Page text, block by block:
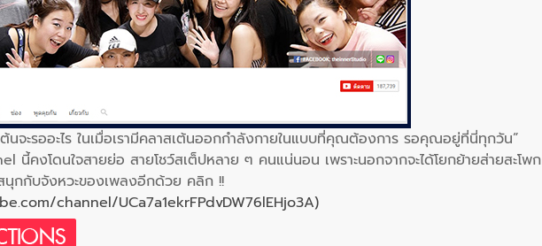
ะรออะไร ในเมื่อเรามีคลาสเต้นออกกำลังกายในแบบที่คุณต้องการ รอคุณอยู่ที่นี่ทุกวัน”
นี้คงโดนใจสายย่อ สายโชว์สเต็ปหลาย ๆ คนแน่นอน เพราะนอกจากจะได้โยกย้ายส่ายสะโพก
กกับจังหวะของเพลงอีกด้วย คลิก !!
channel/UCa7a1ekrFPdvDW76lEHjo3A)